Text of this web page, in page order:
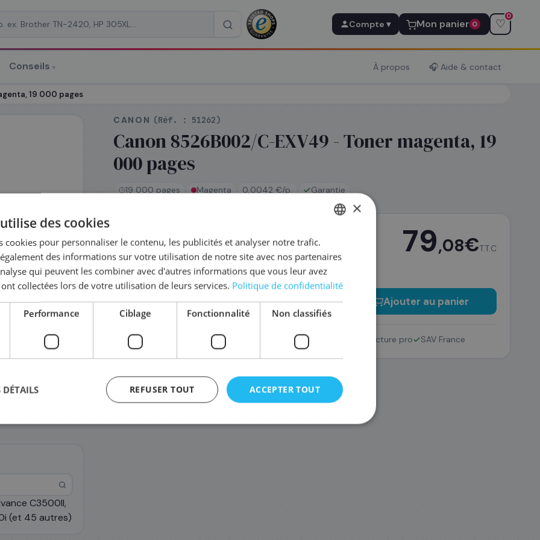
Compte ▾ Mon panier 0 ♡
0
Conseils ▾ À propos 🎧 Aide & contact
19 000 pages
C3500II,
(et 45 autres)
CANON (Réf. : 51262)
Canon 8526B002/C-EXV49 - Toner magenta, 19
000 pages
19 000 pages Magenta 0,0042 €/p. Garantie
Expédié le jour même —
commandez avant 14h
Coût par impression :0,0042€
79,08€T.T.C
− + Ajouter au panier
Retour 14 jours Facture pro SAV France
ENGLISH
×
des cookies
cookies pour personnaliser le contenu, les publicités et analyser notre trafic.
des informations sur votre utilisation de notre site avec nos partenaires
qui peuvent les combiner avec d'autres informations que vous leur avez
collectées lors de votre utilisation de leurs services. Politique de confidentialité
Performance Ciblage Fonctionnalité Non classifiés
ACCEPTER TOUT
REFUSER TOUT
DÉTAILS